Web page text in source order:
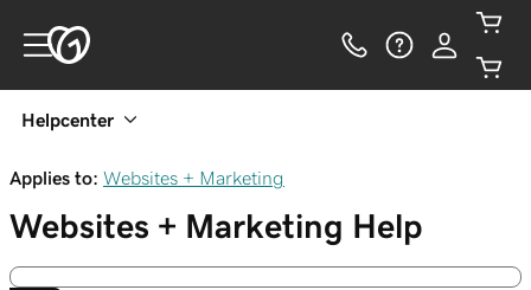
Helpcenter
Applies to: Websites + Marketing
Websites + Marketing Help